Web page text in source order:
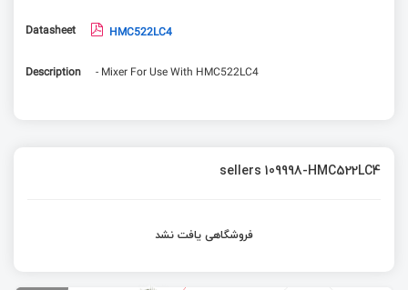
Datasheet HMC522LC4
Description - Mixer For Use With HMC522LC4
sellers 109998-HMC522LC4
فروشگاهی یافت نشد